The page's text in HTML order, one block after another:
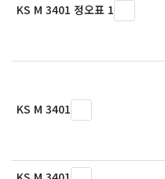
KS M 3401 정오표 1
KS M 3401